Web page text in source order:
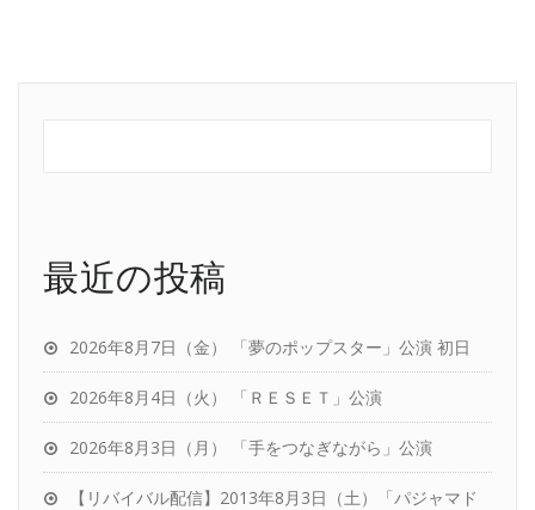
最近の投稿
2026年8月7日（金） 「夢のポップスター」公演 初日
2026年8月4日（火） 「ＲＥＳＥＴ」公演
2026年8月3日（月） 「手をつなぎながら」公演
【リバイバル配信】2013年8月3日（土）「パジャマド